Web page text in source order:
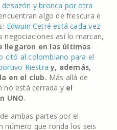
desazón y bronca por otra
algo de frescura e
Edwuin Cetré está cada vez
negociaciones así lo marcan,
llegaron en las últimas
citó al colombiano para el
Riestra y, además,
en el club. Más allá de
no está cerrada y el
UNO.
ambas partes por el
número que ronda los seis